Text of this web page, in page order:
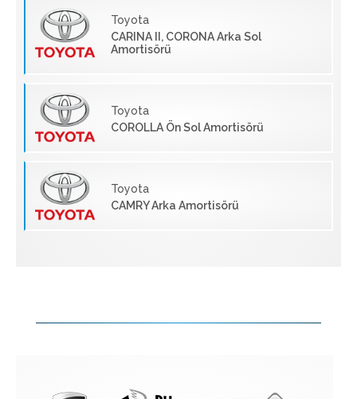
Toyota
CARINA II, CORONA Arka Sol
Amortisörü
Toyota
COROLLA Ön Sol Amortisörü
Toyota
CAMRY Arka Amortisörü